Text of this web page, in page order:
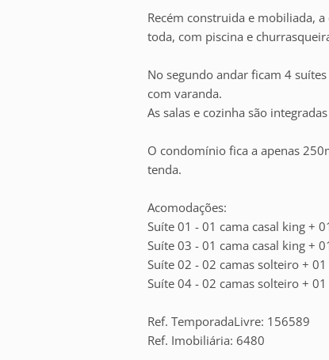
Recém construida e mobiliada,
toda, com piscina e
No segundo andar ficam 4
com varanda.
As salas e cozinha são
O condomínio fica a apenas
tenda.
Acomodações:
Suíte 01 - 01 cama casal king +
Suíte 03 - 01 cama casal king +
Suíte 02 - 02 camas solteiro +
Suíte 04 - 02 camas solteiro +
Ref. TemporadaLivre: 156589
Ref. Imobiliária: 6480